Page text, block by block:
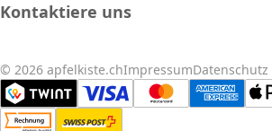
Kontaktiere uns
© 2026 apfelkiste.chImpressumDatenschutz